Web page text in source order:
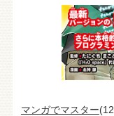
マンガでマスター